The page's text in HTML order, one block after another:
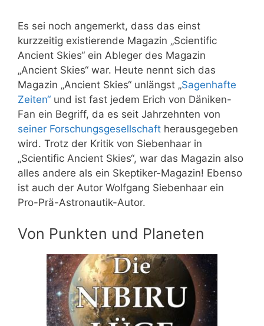
Es sei noch angemerkt, dass das einst
kurzzeitig existierende Magazin „Scientific
Ancient Skies“ ein Ableger des Magazin
„Ancient Skies“ war. Heute nennt sich das
Magazin „Ancient Skies“ unlängst „Sagenhafte
Zeiten“ und ist fast jedem Erich von Däniken-
Fan ein Begriff, da es seit Jahrzehnten von
seiner Forschungsgesellschaft herausgegeben
wird. Trotz der Kritik von Siebenhaar in
„Scientific Ancient Skies“, war das Magazin also
alles andere als ein Skeptiker-Magazin! Ebenso
ist auch der Autor Wolfgang Siebenhaar ein
Pro-Prä-Astronautik-Autor.
Von Punkten und Planeten